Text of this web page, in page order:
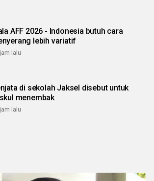
AFF 2026 - Indonesia butuh cara
lebih variatif
lalu
di sekolah Jaksel disebut untuk
menembak
lalu